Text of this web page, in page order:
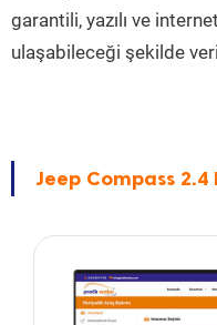
garantili, yazılı ve
ulaşabileceği şekilde
Jeep Compass 2.4